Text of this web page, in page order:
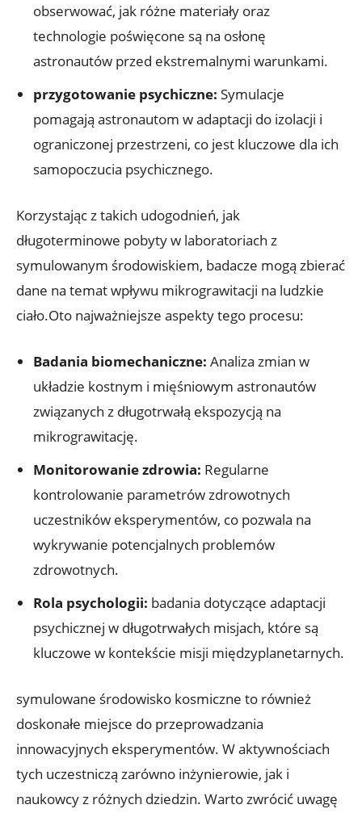
obserwować, ‌jak różne materiały‍ oraz
technologie poświęcone są na osłonę
astronautów przed ⁣ekstremalnymi​ warunkami.
przygotowanie‌ psychiczne: ‌Symulacje
pomagają astronautom w ⁢adaptacji‍ do izolacji i
ograniczonej​ przestrzeni, co⁤ jest kluczowe⁣ dla ich
samopoczucia psychicznego.
Korzystając z⁢ takich udogodnień, jak
długoterminowe pobyty w laboratoriach ⁤z‌
symulowanym środowiskiem, badacze mogą⁣ zbierać
dane na temat wpływu mikrograwitacji ⁢na ludzkie
ciało.Oto najważniejsze aspekty ⁤tego procesu:
Badania biomechaniczne: ​Analiza zmian w​
układzie ‍kostnym⁢ i mięśniowym ⁢astronautów
związanych​ z długotrwałą⁢ ekspozycją na
‍mikrograwitację.
Monitorowanie ⁤zdrowia: Regularne
kontrolowanie parametrów ​zdrowotnych
uczestników eksperymentów, co‌ pozwala na
⁢wykrywanie⁢ potencjalnych problemów
zdrowotnych.
Rola ​psychologii: badania dotyczące adaptacji
psychicznej w długotrwałych misjach,⁤ które są
kluczowe w kontekście misji⁤ międzyplanetarnych.
symulowane środowisko kosmiczne to również
doskonałe miejsce ⁢do przeprowadzania
innowacyjnych⁣ eksperymentów. W aktywnościach
⁢tych uczestniczą ⁣zarówno inżynierowie, jak i
naukowcy z różnych dziedzin. Warto zwrócić ‍uwagę